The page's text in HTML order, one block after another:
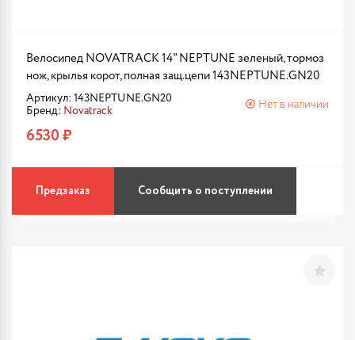
Велосипед NOVATRACK 14" NEPTUNE зеленый, тормоз
нож, крылья корот, полная защ.цепи 143NEPTUNE.GN20
Артикул: 143NEPTUNE.GN20
Бренд: Novatrack
Нет в наличии
6530 ₽
Предзаказ Сообщить о поступлении